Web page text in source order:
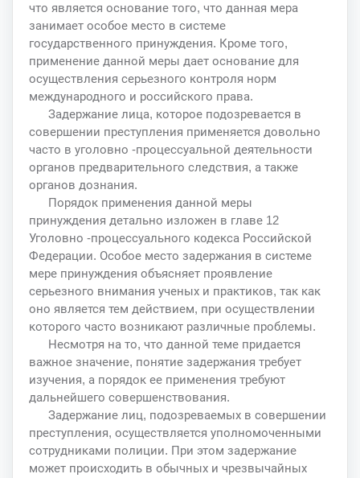
что является основание того, что данная мера
занимает особое место в системе
государственного принуждения. Кроме того,
применение данной меры дает основание для
осуществления серьезного контроля норм
международного и российского права.
Задержание лица, которое подозревается в
совершении преступления применяется довольно
часто в уголовно -процессуальной деятельности
органов предварительного следствия, а также
органов дознания.
Порядок применения данной меры
принуждения детально изложен в главе 12
Уголовно -процессуального кодекса Российской
Федерации. Особое место задержания в системе
мере принуждения объясняет проявление
серьезного внимания ученых и практиков, так как
оно является тем действием, при осуществлении
которого часто возникают различные проблемы.
Несмотря на то, что данной теме придается
важное значение, понятие задержания требует
изучения, а порядок ее применения требуют
дальнейшего совершенствования.
Задержание лиц, подозреваемых в совершении
преступления, осуществляется уполномоченными
сотрудниками полиции. При этом задержание
может происходить в обычных и чрезвычайных